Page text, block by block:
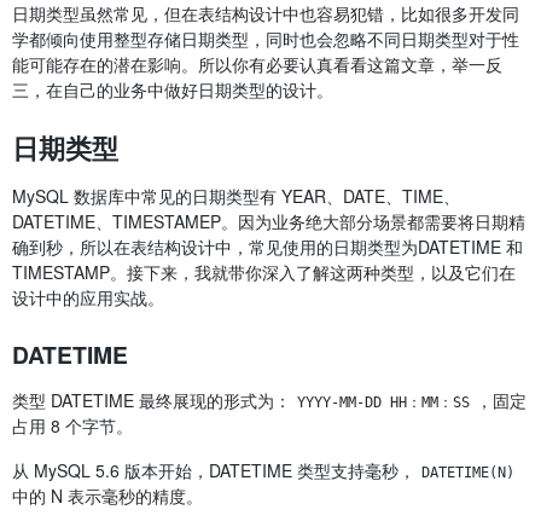
日期类型虽然常见，但在表结构设计中也容易犯错，比如很多开发同
学都倾向使用整型存储日期类型，同时也会忽略不同日期类型对于性
能可能存在的潜在影响。所以你有必要认真看看这篇文章，举一反
三，在自己的业务中做好日期类型的设计。
日期类型
MySQL 数据库中常见的日期类型有 YEAR、DATE、TIME、
DATETIME、TIMESTAMEP。因为业务绝大部分场景都需要将日期精
确到秒，所以在表结构设计中，常见使用的日期类型为DATETIME 和
TIMESTAMP。接下来，我就带你深入了解这两种类型，以及它们在
设计中的应用实战。
DATETIME
类型 DATETIME 最终展现的形式为： YYYY-MM-DD HH：MM：SS
，固定
占用 8 个字节。
从 MySQL 5.6 版本开始，DATETIME 类型支持毫秒，
DATETIME(N)
中的 N 表示毫秒的精度。